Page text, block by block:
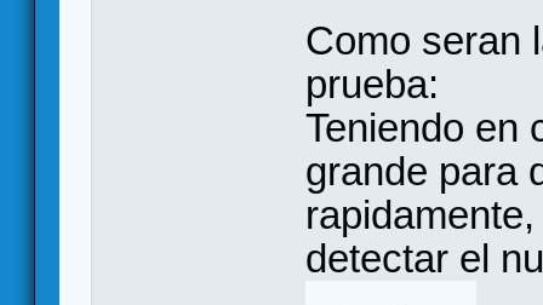
Como seran
prueba:
Teniendo en
grande para
detectar el